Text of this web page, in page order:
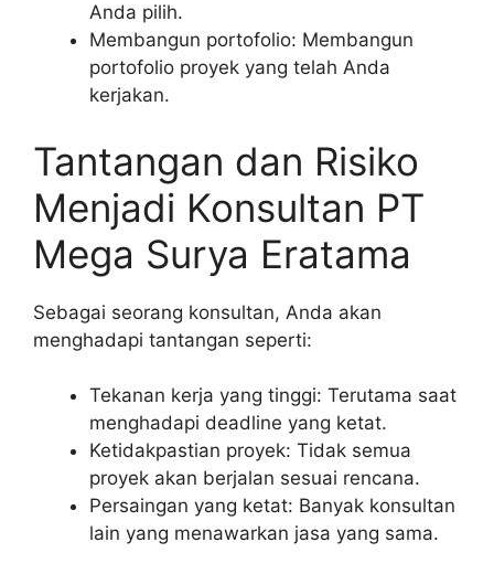
Anda pilih.
Membangun portofolio: Membangun
portofolio proyek yang telah Anda
kerjakan.
Tantangan dan Risiko
Menjadi Konsultan PT
Mega Surya Eratama
Sebagai seorang konsultan, Anda akan
menghadapi tantangan seperti:
Tekanan kerja yang tinggi: Terutama saat
menghadapi deadline yang ketat.
Ketidakpastian proyek: Tidak semua
proyek akan berjalan sesuai rencana.
Persaingan yang ketat: Banyak konsultan
lain yang menawarkan jasa yang sama.